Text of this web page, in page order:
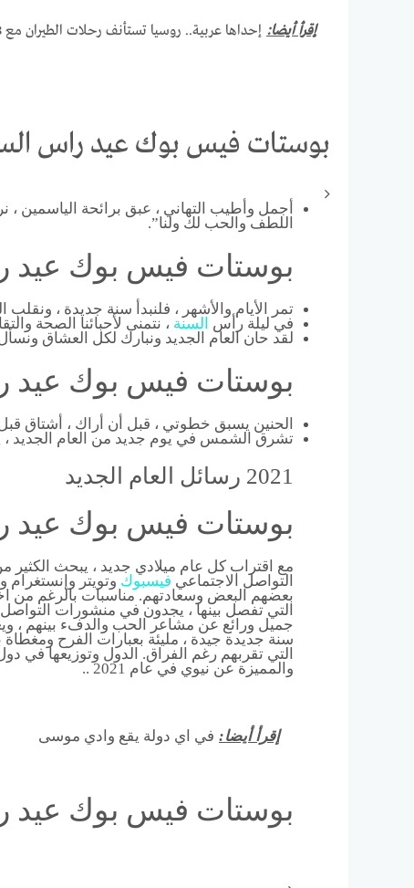
إقرأ أيضا: إحداها عربية.. روسيا تستأنف رحلات الطيران مع 8 دول
بوستات فيس بوك عيد راس السنة
أجمل وأطيب التهاني ، عبق برائحة
اللطف والحب لك ولنا”.
بوستات فيس بوك عيد راس
تمر الأيام والأشهر ، فلنبدأ سنة جديدة ،
في ليلة رأس
السنة ، نتمنى لأحبائنا الصحة
لقد حان العام الجديد ونبارك لكل العشاق
بوستات فيس بوك عيد راس
الحنين يسبق خطوتي ، قبل أن أراك ، أشتاق
تشرق الشمس في يوم جديد من العام الجديد ،
2021 رسائل العام الجديد
بوستات فيس بوك عيد راس
مع اقتراب كل عام ميلادي جديد ، يبحث
التواصل الاجتماعي فيسبوك وتويتر
بعضهم البعض وسعادتهم. مناسبات بالرغم من
التي تفصل بينها ، يجدون في منشورات
جميل ورائع عن مشاعر الحب والدفء بينهم ،
سنة جديدة جيدة ، مليئة بعبارات الفرح ومغطاة
التي تقربهم رغم الفراق. الدول وتوزيعها في
والمميزة عن نيوي في عام 2021 ..
إقرأ أيضا: في اي دولة يقع وادي موسى
بوستات فيس بوك عيد راس